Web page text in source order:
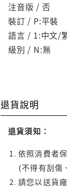
注音版 / 否
裝訂 / P:平裝
語言 / 1:中文/
級別 / N:無
退貨說明
退貨須知：
依照消費者
(不得有刮傷
請您以送貨